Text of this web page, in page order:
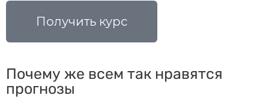
Получить курс
Почему же всем так нравятся
прогнозы